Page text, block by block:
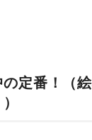
定番！（